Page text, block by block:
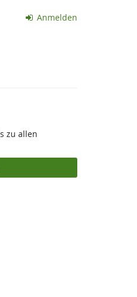
Anmelden
zu allen